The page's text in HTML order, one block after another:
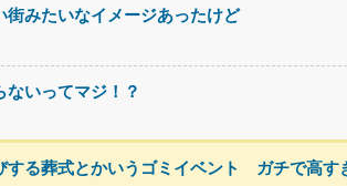
みたいなイメージあったけど
いってマジ！？
する葬式とかいうゴミイベント ガチで高す